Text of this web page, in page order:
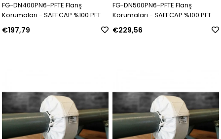
FG-DN400PN6-PFTE Flanş
Korumaları - SAFECAP %100 PFTE |
Model: 311569 | SKU: Y5090046
€197,79
FG-DN500PN6-PFTE Flanş
Korumaları - SAFECAP %100 PFTE |
Model: 311570 | SKU: Y5090047
€229,56